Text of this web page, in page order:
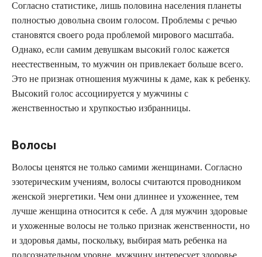
Согласно статистике, лишь половина населения планеты
полностью довольна своим голосом. Проблемы с речью
становятся своего рода проблемой мирового масштаба.
Однако, если самим девушкам высокий голос кажется
неестественным, то мужчин он привлекает больше всего.
Это не признак отношения мужчины к даме, как к ребенку.
Высокий голос ассоциируется у мужчины с
женственностью и хрупкостью избранницы.
Волосы
Волосы ценятся не только самими женщинами. Согласно
эзотерическим учениям, волосы считаются проводником
женской энергетики. Чем они длиннее и ухоженнее, тем
лучше женщина относится к себе. А для мужчин здоровые
и ухоженные волосы не только признак женственности, но
и здоровья дамы, поскольку, выбирая мать ребенка на